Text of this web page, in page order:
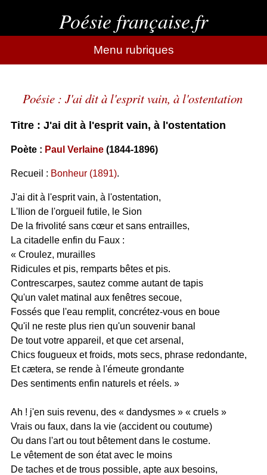
Poésie française.fr
Menu rubriques
Poésie : J'ai dit à l'esprit vain, à l'ostentation
Titre : J'ai dit à l'esprit vain, à l'ostentation
Poète : Paul Verlaine(1844-1896)
Recueil : Bonheur (1891).
J'ai dit à l'esprit vain, à l'ostentation,
L'Ilion de l'orgueil futile, le Sion
De la frivolité sans cœur et sans entrailles,
La citadelle enfin du Faux :
« Croulez, murailles
Ridicules et pis, remparts bêtes et pis.
Contrescarpes, sautez comme autant de tapis
Qu'un valet matinal aux fenêtres secoue,
Fossés que l'eau remplit, concrétez-vous en boue
Qu'il ne reste plus rien qu'un souvenir banal
De tout votre appareil, et que cet arsenal,
Chics fougueux et froids, mots secs, phrase redondante,
Et cætera, se rende à l'émeute grondante
Des sentiments enfin naturels et réels. »
Ah ! j'en suis revenu, des « dandysmes » « cruels »
Vrais ou faux, dans la vie (accident ou coutume)
Ou dans l'art ou tout bêtement dans le costume.
Le vêtement de son état avec le moins
De taches et de trous possible, apte aux besoins,